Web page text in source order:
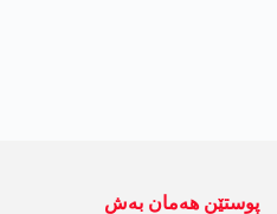
پوستێن ھەمان بەش